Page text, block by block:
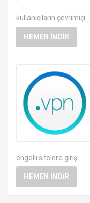
kullanıcıların çevrimiçi...
HEMEN İNDIR
engelli sitelere giriş...
HEMEN İNDIR